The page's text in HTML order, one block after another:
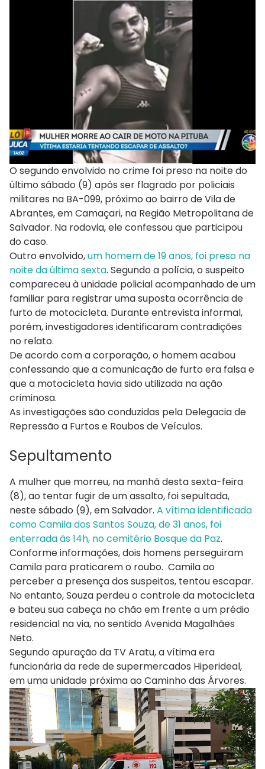
O segundo envolvido no crime foi preso na noite do
último sábado (9) após ser flagrado por policiais
militares na BA-099, próximo ao bairro de Vila de
Abrantes, em Camaçari, na Região Metropolitana de
Salvador. Na rodovia, ele confessou que participou
do caso.
Outro envolvido,um homem de 19 anos, foi preso na
noite da última sexta. Segundo a polícia, o suspeito
compareceu à unidade policial acompanhado de um
familiar para registrar uma suposta ocorrência de
furto de motocicleta. Durante entrevista informal,
porém, investigadores identificaram contradições
no relato.
De acordo com a corporação, o homem acabou
confessando que a comunicação de furto era falsa e
que a motocicleta havia sido utilizada na ação
criminosa.
As investigações são conduzidas pela Delegacia de
Repressão a Furtos e Roubos de Veículos.
Sepultamento
A mulher que morreu, na manhã desta sexta-feira
(8), ao tentar fugir de um assalto, foi sepultada,
neste sábado (9), em Salvador. A vítima identificada
como Camila dos Santos Souza, de 31 anos, foi
enterrada às 14h, no cemitério Bosque da Paz.
Conforme informações, dois homens perseguiram
Camila para praticarem o roubo. Camila ao
perceber a presença dos suspeitos, tentou escapar.
No entanto, Souza perdeu o controle da motocicleta
e bateu sua cabeça no chão em frente a um prédio
residencial na via, no sentido Avenida Magalhães
Neto.
Segundo apuração da TV Aratu, a vítima era
funcionária da rede de supermercados Hiperideal,
em uma unidade próxima ao Caminho das Árvores.